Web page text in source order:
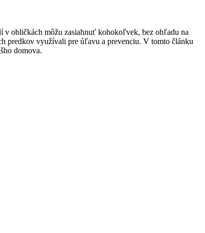
v obličkách môžu zasiahnuť kohokoľvek, bez ohľadu na
predkov využívali pre úľavu a prevenciu. V tomto článku
domova.